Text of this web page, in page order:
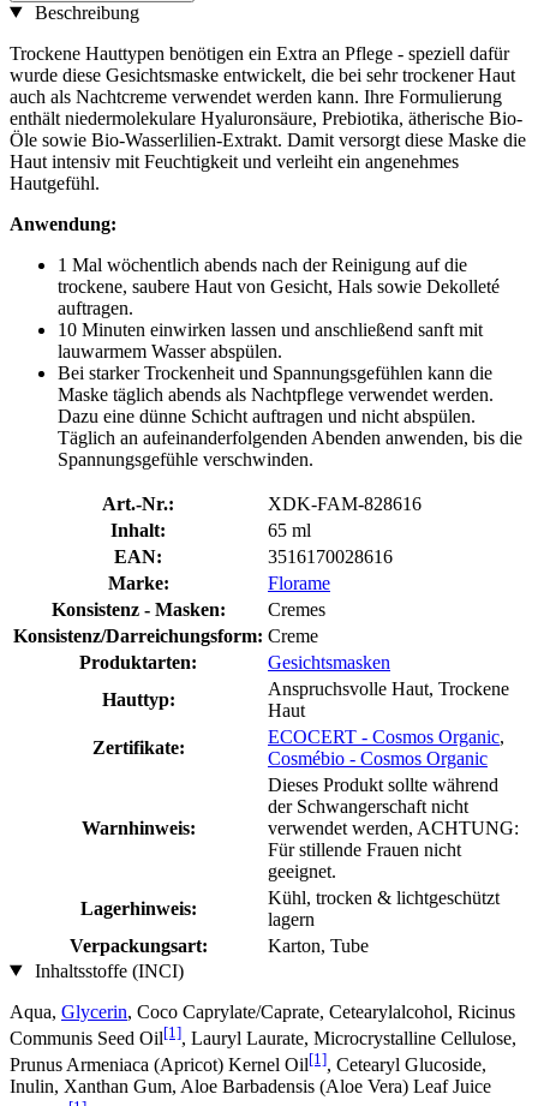
Beschreibung
Trockene Hauttypen benötigen ein Extra an Pflege - speziell dafür
wurde diese Gesichtsmaske entwickelt, die bei sehr trockener Haut
auch als Nachtcreme verwendet werden kann. Ihre Formulierung
enthält niedermolekulare Hyaluronsäure, Prebiotika, ätherische Bio-
Öle sowie Bio-Wasserlilien-Extrakt. Damit versorgt diese Maske die
Haut intensiv mit Feuchtigkeit und verleiht ein angenehmes
Hautgefühl.
Anwendung:
1 Mal wöchentlich abends nach der Reinigung auf die
trockene, saubere Haut von Gesicht, Hals sowie Dekolleté
auftragen.
10 Minuten einwirken lassen und anschließend sanft mit
lauwarmem Wasser abspülen.
Bei starker Trockenheit und Spannungsgefühlen kann die
Maske täglich abends als Nachtpflege verwendet werden.
Dazu eine dünne Schicht auftragen und nicht abspülen.
Täglich an aufeinanderfolgenden Abenden anwenden, bis die
Spannungsgefühle verschwinden.
Art.-Nr.:
XDK-FAM-828616
Inhalt:
65 ml
EAN:
3516170028616
Marke:
Florame
Konsistenz - Masken:
Cremes
Konsistenz/Darreichungsform: Creme
Produktarten:
Gesichtsmasken
Hauttyp:
Anspruchsvolle Haut, Trockene
Haut
Zertifikate:
ECOCERT - Cosmos Organic,
Cosmébio - Cosmos Organic
Warnhinweis:
Dieses Produkt sollte während
der Schwangerschaft nicht
verwendet werden, ACHTUNG:
Für stillende Frauen nicht
geeignet.
Lagerhinweis:
Kühl, trocken & lichtgeschützt
lagern
Verpackungsart:
Karton, Tube
Inhaltsstoffe (INCI)
Aqua, Glycerin, Coco Caprylate/Caprate, Cetearylalcohol, Ricinus
Communis Seed Oil[1], Lauryl Laurate, Microcrystalline Cellulose,
Prunus Armeniaca (Apricot) Kernel Oil[1], Cetearyl Glucoside,
Inulin, Xanthan Gum, Aloe Barbadensis (Aloe Vera) Leaf Juice